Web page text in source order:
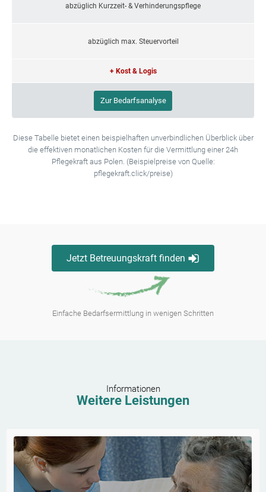
abzüglich Kurzzeit- & Verhinderungspflege
abzüglich max. Steuervorteil
+ Kost & Logis
Zur Bedarfsanalyse
Diese Tabelle bietet einen beispielhaften unverbindlichen Überblick über
die effektiven monatlichen Kosten für die Vermittlung einer 24h
Pflegekraft aus Polen. (Beispielpreise von Quelle:
pflegekraft.click/preise)
Jetzt Betreuungskraft finden
Einfache Bedarfsermittlung in wenigen Schritten
Informationen
Weitere Leistungen